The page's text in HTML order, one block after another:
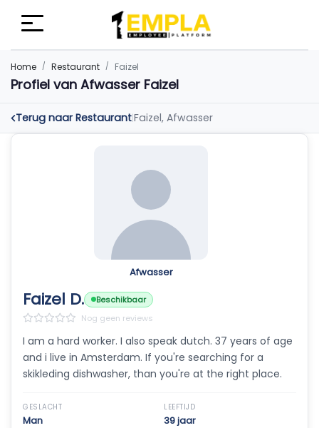
Home Restaurant Faizel
Profiel van Afwasser Faizel
Terug naar Restaurant|Faizel, Afwasser
Afwasser
Faizel D.
Beschikbaar
Nog geen reviews
I am a hard worker. I also speak dutch. 37 years of age
and i live in Amsterdam. If you're searching for a
skikleding dishwasher, than you're at the right place.
GESLACHT
Man
LEEFTIJD
39 jaar